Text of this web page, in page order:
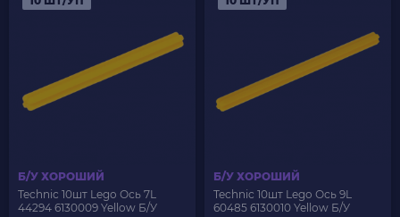
Б/У ХОРОШИЙ
Technic 10шт Lego Ось 7L
44294 6130009 Yellow Б/У
Б/У ХОРОШИЙ
Technic 10шт Lego Ось 9L
60485 6130010 Yellow Б/У